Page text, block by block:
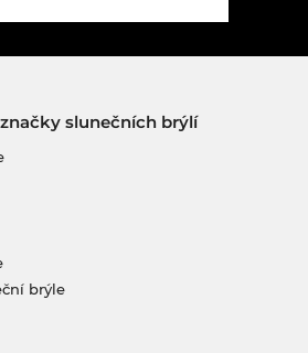
slunečních brýlí
brýle